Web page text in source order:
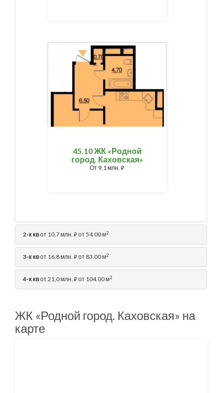
45.10 ЖК «Родной
город. Каховская»
От 9,1 млн. ⃏
2-к квот 10,7 млн. ⃏от 54.00 м2
3-к квот 16,8 млн. ⃏от 83.00 м2
4-к квот 21,0 млн. ⃏от 104.00 м2
ЖК «Родной город. Каховская» на
карте